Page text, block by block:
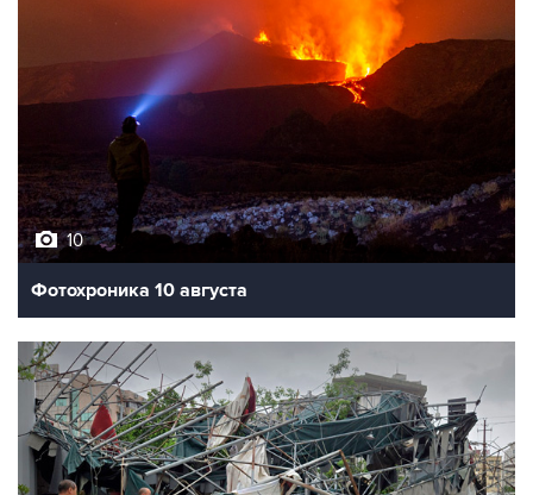
10
Фотохроника 10 августа